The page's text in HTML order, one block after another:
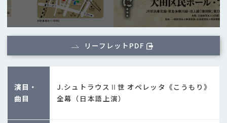
リーフレットPDF
演目・
曲目
J.シュトラウスⅡ世 オペレッタ《こうもり》
全幕（日本語上演）